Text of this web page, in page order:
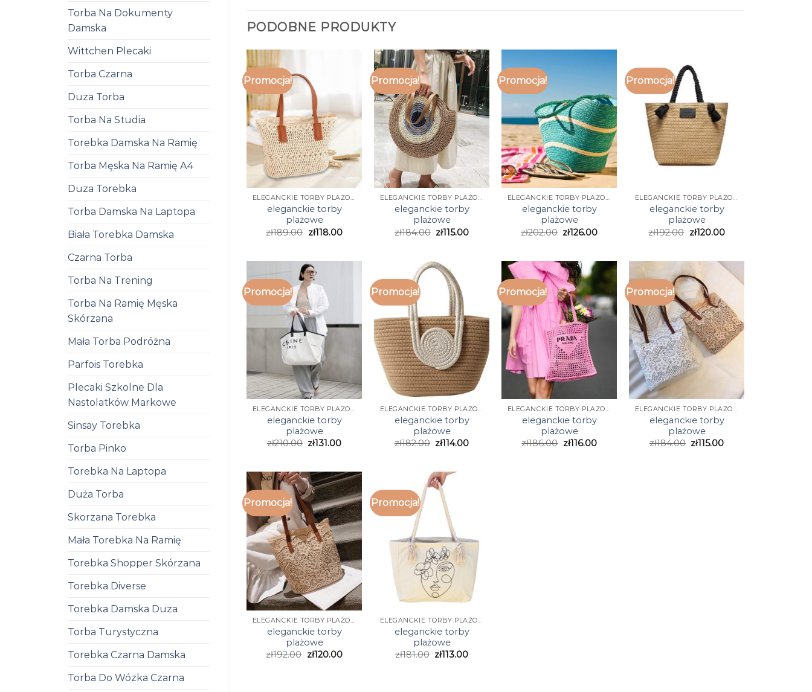
Torba Na Dokumenty
Damska
Wittchen Plecaki
Torba Czarna
Duza Torba
Torba Na Studia
Torebka Damska Na Ramię
Torba Męska Na Ramię A4
Duza Torebka
Torba Damska Na Laptopa
Biała Torebka Damska
Czarna Torba
Torba Na Trening
Torba Na Ramię Męska
Skórzana
Mała Torba Podróżna
Parfois Torebka
Plecaki Szkolne Dla
Nastolatków Markowe
Sinsay Torebka
Torba Pinko
Torebka Na Laptopa
Duża Torba
Skorzana Torebka
Mała Torebka Na Ramię
Torebka Shopper Skórzana
Torebka Diverse
Torebka Damska Duza
Torba Turystyczna
Torebka Czarna Damska
Torba Do Wózka Czarna
PODOBNE PRODUKTY
Promocja!
ELEGANCKIE TORBY PLAŻOWE
eleganckie torby
plażowe
zł189.00 zł118.00
Promocja!
ELEGANCKIE TORBY PLAŻOWE
eleganckie torby
plażowe
zł184.00 zł115.00
Promocja!
ELEGANCKIE TORBY PLAŻOWE
eleganckie torby
plażowe
zł202.00 zł126.00
Promocja!
ELEGANCKIE TORBY PLAŻOWE
eleganckie torby
plażowe
zł192.00 zł120.00
Promocja!
ELEGANCKIE TORBY PLAŻOWE
eleganckie torby
plażowe
zł210.00 zł131.00
Promocja!
ELEGANCKIE TORBY PLAŻOWE
eleganckie torby
plażowe
zł182.00 zł114.00
Promocja!
ELEGANCKIE TORBY PLAŻOWE
eleganckie torby
plażowe
zł186.00 zł116.00
Promocja!
ELEGANCKIE TORBY PLAŻOWE
eleganckie torby
plażowe
zł184.00 zł115.00
Promocja!
ELEGANCKIE TORBY PLAŻOWE
eleganckie torby
plażowe
zł192.00 zł120.00
Promocja!
ELEGANCKIE TORBY PLAŻOWE
eleganckie torby
plażowe
zł181.00 zł113.00